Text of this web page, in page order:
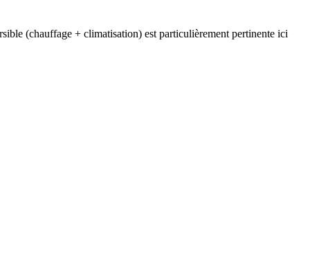
(chauffage + climatisation) est particulièrement pertinente ici